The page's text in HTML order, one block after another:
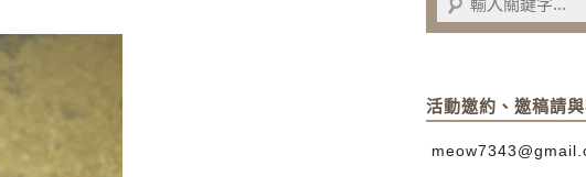
活動邀約、邀稿請